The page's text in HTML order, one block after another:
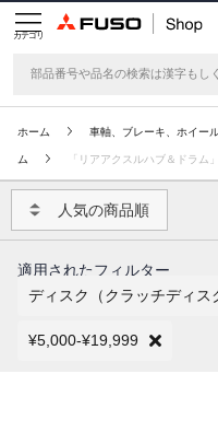
カテゴリ
ホーム 車軸、ブレーキ、ホイー
ム 「リアアクスルハブ＆ドラム
人気の商品順
適用されたフィルター
ディスク（クラッチディス
¥5,000-¥19,999